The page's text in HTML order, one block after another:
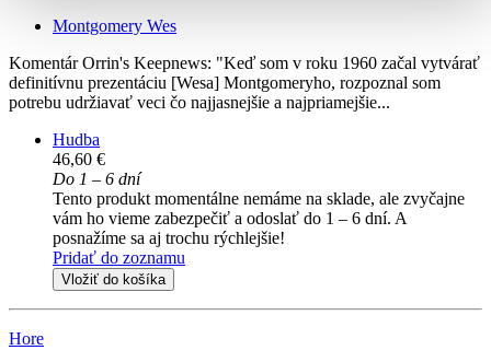
Montgomery Wes
Komentár Orrin's Keepnews: "Keď som v roku 1960 začal vytvárať
definitívnu prezentáciu [Wesa] Montgomeryho, rozpoznal som
potrebu udržiavať veci čo najjasnejšie a najpriamejšie...
Hudba
46,60 €
Do 1 – 6 dní
Tento produkt momentálne nemáme na sklade, ale zvyčajne
vám ho vieme zabezpečiť a odoslať do 1 – 6 dní. A
posnažíme sa aj trochu rýchlejšie!
Pridať do zoznamu
Vložiť do košíka
Hore